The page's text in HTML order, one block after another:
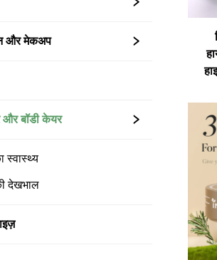
और मेकअप
बॉडी केयर
स्वास्थ्य
देखभाल